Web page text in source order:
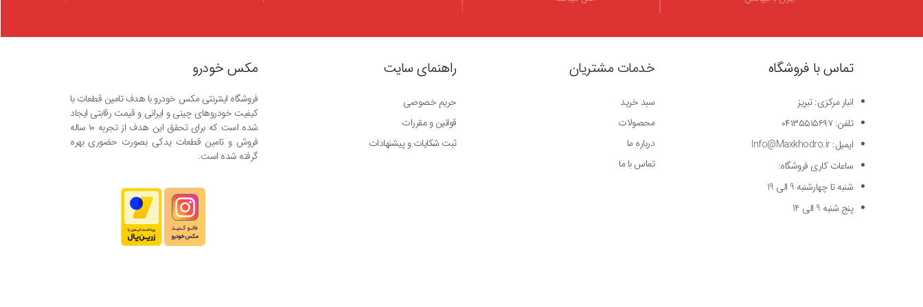
مکس خودرو
فروشگاه اینترنتی مکس خودرو با هدف تامین قطعات با
کیفیت خودروهای چینی و ایرانی و قیمت رقابتی ایجاد
شده است که برای تحقق این هدف از تجربه ۱۰ ساله
فروش و تامین قطعات یدکی بصورت حضوری بهره
گرفته شده است.
راهنمای سایت
حریم خصوصی
قوانین و مقررات
ثبت شکایات و پیشنهادات
خدمات مشتریان
سبد خرید
محصولات
درباره ما
تماس با ما
تماس با فروشگاه
انبار مرکزی: تبریز
تلفن: ۰۴۱۳۵۵۱۵۶۹۷
ایمیل: Info@Maxkhodro.ir
ساعات کاری فروشگاه:
شنبه تا چهارشنبه 9 الی 19
پنج شنبه 9 الی 14